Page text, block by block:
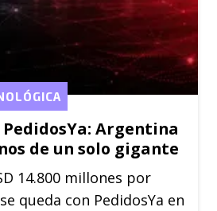
Argentina
de un solo gigante
14.800 millones por
queda con PedidosYa en